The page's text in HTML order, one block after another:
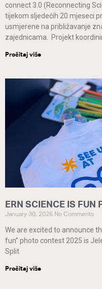
connect 3.0 (Reconnecting
tijekom sljedećih 20 mjeseci
usmjerene na približavanje
zajednicama. Projekt
Pročitaj više
ERN SCIENCE IS
January 30, 2026 No Comments
We are excited to announce
fun” photo contest 2025 is
Split
Pročitaj više